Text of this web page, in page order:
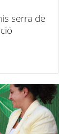
serra de